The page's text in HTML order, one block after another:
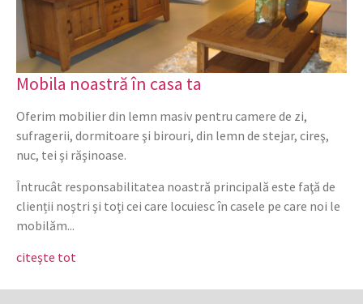
Mobila noastră în casa ta
Oferim mobilier din lemn masiv pentru camere de zi,
sufragerii, dormitoare şi birouri, din lemn de stejar, cireş,
nuc, tei şi răşinoase.
Întrucât responsabilitatea noastră principală este faţă de
clienții noştri şi toţi cei care locuiesc în casele pe care noi le
mobilăm...
citeşte tot